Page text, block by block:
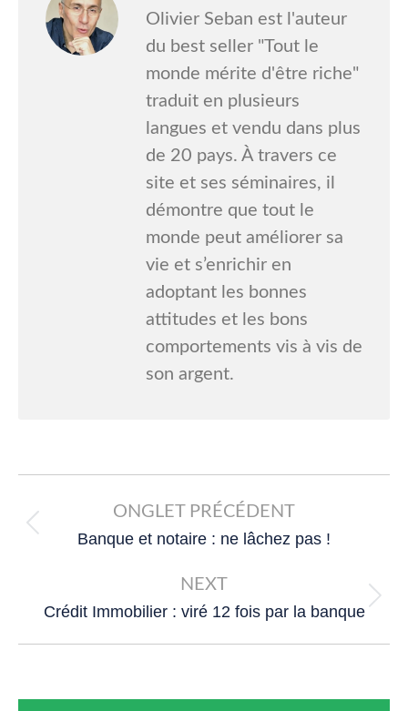
Olivier Seban est l'auteur
du best seller "Tout le
monde mérite d'être riche"
traduit en plusieurs
langues et vendu dans plus
de 20 pays. À travers ce
site et ses séminaires, il
démontre que tout le
monde peut améliorer sa
vie et s’enrichir en
adoptant les bonnes
attitudes et les bons
comportements vis à vis de
son argent.
navigationONGLET PRÉCÉDENT
Previous
Banque et notaire : ne lâchez pas !
NEXT
Next
Crédit Immobilier : viré 12 fois par la banque